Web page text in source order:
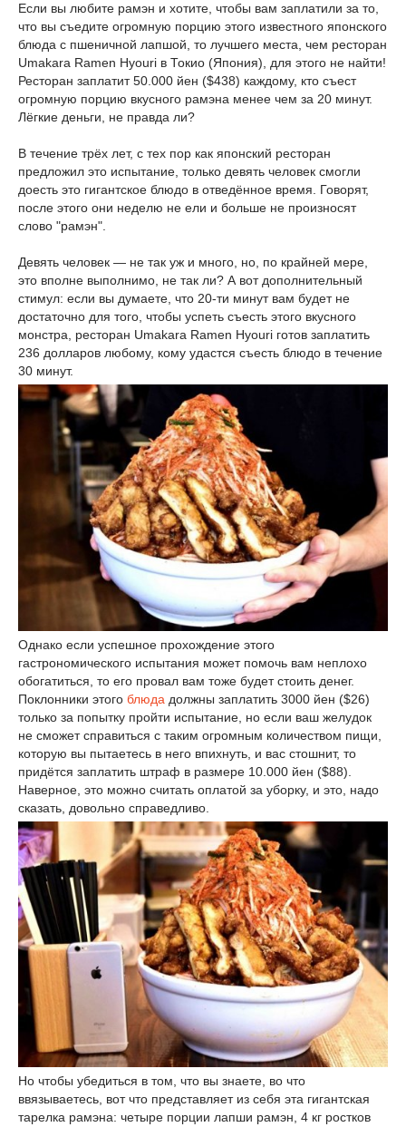
Если вы любите рамэн и хотите, чтобы вам заплатили за то,
что вы съедите огромную порцию этого известного японского
блюда с пшеничной лапшой, то лучшего места, чем ресторан
Umakara Ramen Hyouri в Токио (Япония), для этого не найти!
Ресторан заплатит 50.000 йен ($438) каждому, кто съест
огромную порцию вкусного рамэна менее чем за 20 минут.
Лёгкие деньги, не правда ли?
В течение трёх лет, с тех пор как японский ресторан
предложил это испытание, только девять человек смогли
доесть это гигантское блюдо в отведённое время. Говорят,
после этого они неделю не ели и больше не произносят
слово "рамэн".
Девять человек — не так уж и много, но, по крайней мере,
это вполне выполнимо, не так ли? А вот дополнительный
стимул: если вы думаете, что 20-ти минут вам будет не
достаточно для того, чтобы успеть съесть этого вкусного
монстра, ресторан Umakara Ramen Hyouri готов заплатить
236 долларов любому, кому удастся съесть блюдо в течение
30 минут.
Однако если успешное прохождение этого
гастрономического испытания может помочь вам неплохо
обогатиться, то его провал вам тоже будет стоить денег.
Поклонники этого блюда должны заплатить 3000 йен ($26)
только за попытку пройти испытание, но если ваш желудок
не сможет справиться с таким огромным количеством пищи,
которую вы пытаетесь в него впихнуть, и вас стошнит, то
придётся заплатить штраф в размере 10.000 йен ($88).
Наверное, это можно считать оплатой за уборку, и это, надо
сказать, довольно справедливо.
Но чтобы убедиться в том, что вы знаете, во что
ввязываетесь, вот что представляет из себя эта гигантская
тарелка рамэна: четыре порции лапши рамэн, 4 кг ростков